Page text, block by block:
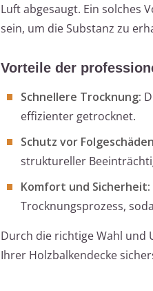
Luft abgesaugt. Ein solches
sein, um die Substanz zu
Vorteile der
Schnellere Trocknung:
effizienter getrocknet.
Schutz vor
struktureller
Komfort und Sicherheit:
Trocknungsprozess,
Durch die richtige Wahl und
Ihrer Holzbalkendecke